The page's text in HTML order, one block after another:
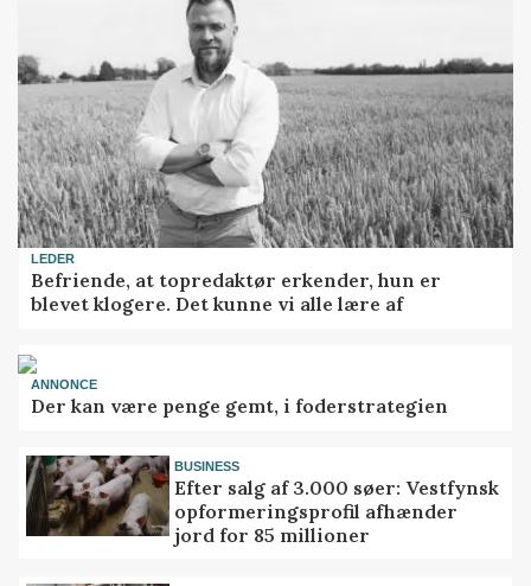
LEDER
Befriende, at topredaktør erkender, hun er
blevet klogere. Det kunne vi alle lære af
ANNONCE
Der kan være penge gemt, i foderstrategien
BUSINESS
Efter salg af 3.000 søer: Vestfynsk
opformeringsprofil afhænder
jord for 85 millioner